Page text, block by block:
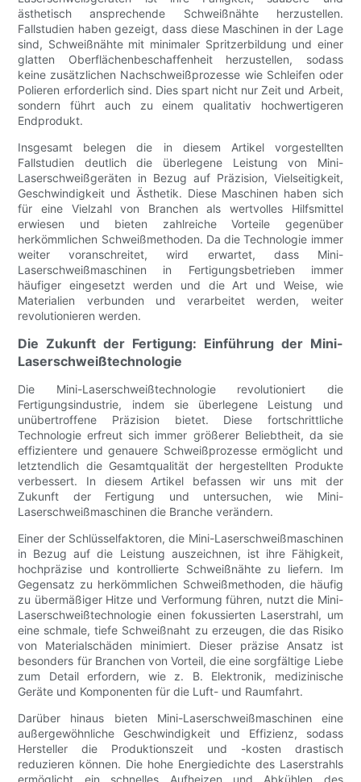
ästhetisch ansprechende Schweißnähte herzustellen.
Fallstudien haben gezeigt, dass diese Maschinen in der Lage
sind, Schweißnähte mit minimaler Spritzerbildung und einer
glatten Oberflächenbeschaffenheit herzustellen, sodass
keine zusätzlichen Nachschweißprozesse wie Schleifen oder
Polieren erforderlich sind. Dies spart nicht nur Zeit und Arbeit,
sondern führt auch zu einem qualitativ hochwertigeren
Endprodukt.
Insgesamt belegen die in diesem Artikel vorgestellten
Fallstudien deutlich die überlegene Leistung von Mini-
Laserschweißgeräten in Bezug auf Präzision, Vielseitigkeit,
Geschwindigkeit und Ästhetik. Diese Maschinen haben sich
für eine Vielzahl von Branchen als wertvolles Hilfsmittel
erwiesen und bieten zahlreiche Vorteile gegenüber
herkömmlichen Schweißmethoden. Da die Technologie immer
weiter voranschreitet, wird erwartet, dass Mini-
Laserschweißmaschinen in Fertigungsbetrieben immer
häufiger eingesetzt werden und die Art und Weise, wie
Materialien verbunden und verarbeitet werden, weiter
revolutionieren werden.
Die Zukunft der Fertigung: Einführung der Mini-
Laserschweißtechnologie
Die Mini-Laserschweißtechnologie revolutioniert die
Fertigungsindustrie, indem sie überlegene Leistung und
unübertroffene Präzision bietet. Diese fortschrittliche
Technologie erfreut sich immer größerer Beliebtheit, da sie
effizientere und genauere Schweißprozesse ermöglicht und
letztendlich die Gesamtqualität der hergestellten Produkte
verbessert. In diesem Artikel befassen wir uns mit der
Zukunft der Fertigung und untersuchen, wie Mini-
Laserschweißmaschinen die Branche verändern.
Einer der Schlüsselfaktoren, die Mini-Laserschweißmaschinen
in Bezug auf die Leistung auszeichnen, ist ihre Fähigkeit,
hochpräzise und kontrollierte Schweißnähte zu liefern. Im
Gegensatz zu herkömmlichen Schweißmethoden, die häufig
zu übermäßiger Hitze und Verformung führen, nutzt die Mini-
Laserschweißtechnologie einen fokussierten Laserstrahl, um
eine schmale, tiefe Schweißnaht zu erzeugen, die das Risiko
von Materialschäden minimiert. Dieser präzise Ansatz ist
besonders für Branchen von Vorteil, die eine sorgfältige Liebe
zum Detail erfordern, wie z. B. Elektronik, medizinische
Geräte und Komponenten für die Luft- und Raumfahrt.
Darüber hinaus bieten Mini-Laserschweißmaschinen eine
außergewöhnliche Geschwindigkeit und Effizienz, sodass
Hersteller die Produktionszeit und -kosten drastisch
reduzieren können. Die hohe Energiedichte des Laserstrahls
ermöglicht ein schnelles Aufheizen und Abkühlen des